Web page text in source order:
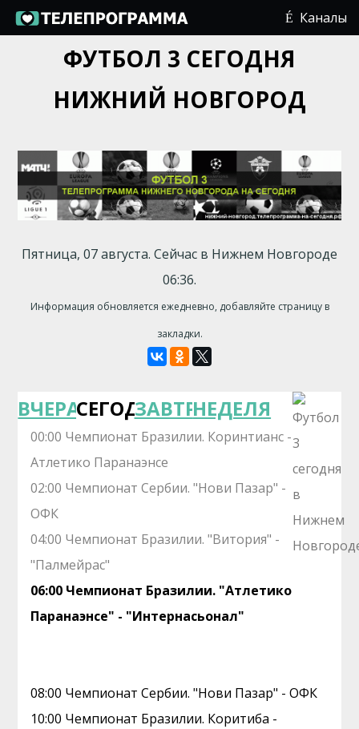
Каналы
ФУТБОЛ 3 СЕГОДНЯ
НИЖНИЙ НОВГОРОД
Пятница, 07 августа. Сейчас в Нижнем Новгороде
06:36.
Информация обновляется ежедневно, добавляйте страницу в
закладки.
ВЧЕРАСЕГОДНЯЗАВТРАНЕДЕЛЯ
00:00 Чемпионат Бразилии. Коринтианс -
Атлетико Паранаэнсе
02:00 Чемпионат Сербии. "Нови Пазар" -
ОФК
04:00 Чемпионат Бразилии. "Витория" -
"Палмейрас"
06:00 Чемпионат Бразилии. "Атлетико
Паранаэнсе" - "Интернасьонал"
08:00 Чемпионат Сербии. "Нови Пазар" - ОФК
10:00 Чемпионат Бразилии. Коритиба -